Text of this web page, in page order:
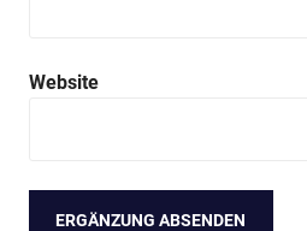
Website